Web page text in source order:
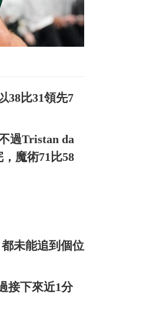
38比31領先7
過Tristan da
魔術71比58
未能追到個位
接下來近1分